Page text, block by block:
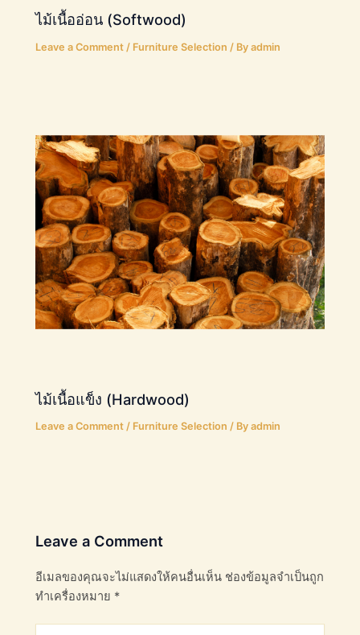
ไม้เนื้ออ่อน (Softwood)
Leave a Comment / Furniture Selection / Byadmin
ไม้เนื้อแข็ง (Hardwood)
Leave a Comment / Furniture Selection / Byadmin
Leave a Comment
อีเมลของคุณจะไม่แสดงให้คนอื่นเห็น ช่องข้อมูลจำเป็นถูก
ทำเครื่องหมาย *